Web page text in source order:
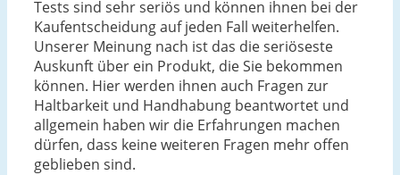
Tests sind sehr seriös und können ihnen bei der
Kaufentscheidung auf jeden Fall weiterhelfen.
Unserer Meinung nach ist das die seriöseste
Auskunft über ein Produkt, die Sie bekommen
können. Hier werden ihnen auch Fragen zur
Haltbarkeit und Handhabung beantwortet und
allgemein haben wir die Erfahrungen machen
dürfen, dass keine weiteren Fragen mehr offen
geblieben sind.